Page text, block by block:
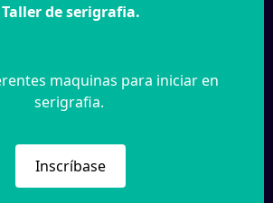
Taller de serigrafia.
maquinas para iniciar en
serigrafia.
Inscríbase